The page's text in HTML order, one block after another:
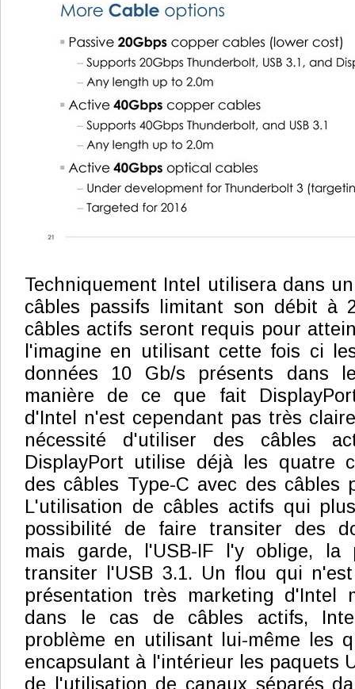
Techniquement Intel utilisera dans
câbles passifs limitant son débit à
câbles actifs seront requis pour
l'imagine en utilisant cette fois ci
données 10 Gb/s présents dans
manière de ce que fait
d'Intel n'est cependant pas très
nécessité d'utiliser des câbles
DisplayPort utilise déjà les quatre
des câbles Type-C avec des câbles
L'utilisation de câbles actifs qui
possibilité de faire transiter des
mais garde, l'USB-IF l'y oblige, la
transiter l'USB 3.1. Un flou qui
présentation très marketing d'Intel
dans le cas de câbles actifs,
problème en utilisant lui-même les
encapsulant à l'intérieur les paquets
de l'utilisation de canaux séparés